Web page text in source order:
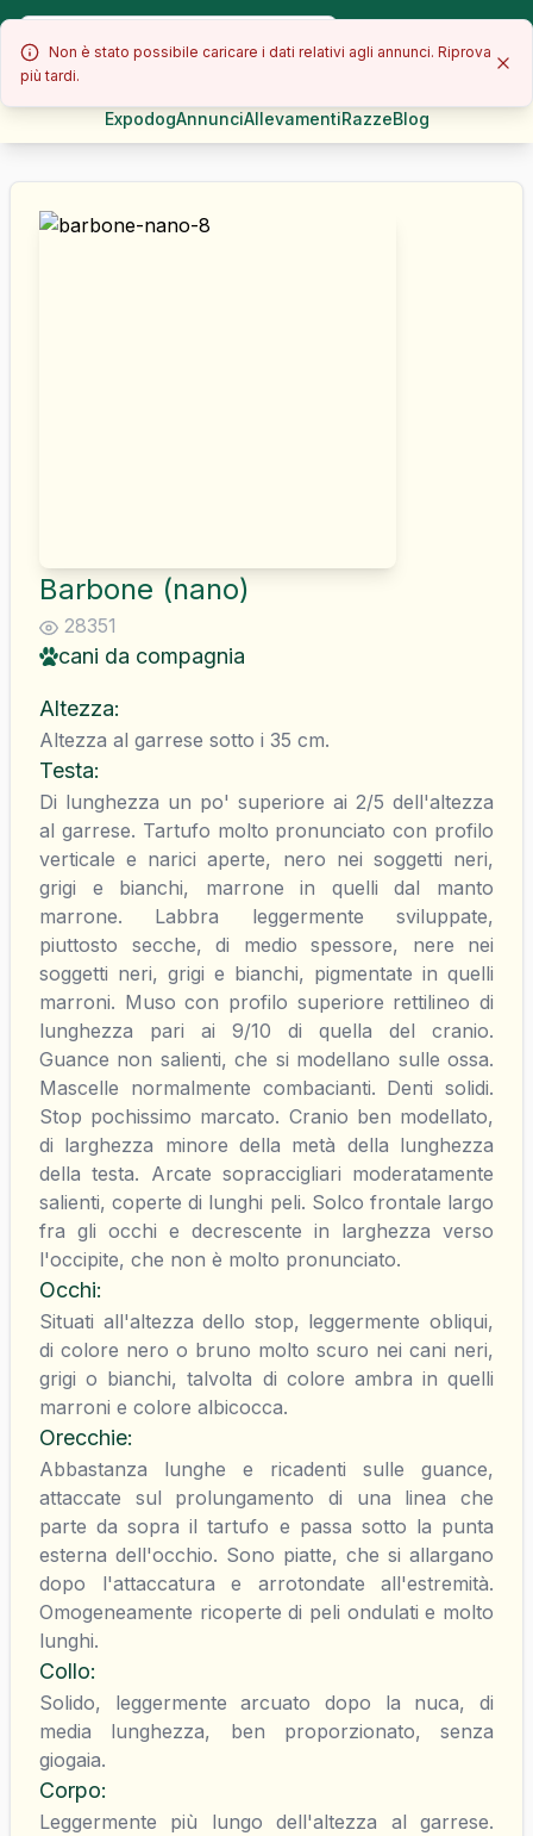
Non è stato possibile caricare i dati relativi agli annunci. Riprova
più tardi.
ExpodogAnnunciAllevamentiRazzeBlog
Barbone (nano)
28351
cani da compagnia
Altezza:
Altezza al garrese sotto i 35 cm.
Testa:
Di lunghezza un po' superiore ai 2/5 dell'altezza
al garrese. Tartufo molto pronunciato con profilo
verticale e narici aperte, nero nei soggetti neri,
grigi e bianchi, marrone in quelli dal manto
marrone. Labbra leggermente sviluppate,
piuttosto secche, di medio spessore, nere nei
soggetti neri, grigi e bianchi, pigmentate in quelli
marroni. Muso con profilo superiore rettilineo di
lunghezza pari ai 9/10 di quella del cranio.
Guance non salienti, che si modellano sulle ossa.
Mascelle normalmente combacianti. Denti solidi.
Stop pochissimo marcato. Cranio ben modellato,
di larghezza minore della metà della lunghezza
della testa. Arcate sopraccigliari moderatamente
salienti, coperte di lunghi peli. Solco frontale largo
fra gli occhi e decrescente in larghezza verso
l'occipite, che non è molto pronunciato.
Occhi:
Situati all'altezza dello stop, leggermente obliqui,
di colore nero o bruno molto scuro nei cani neri,
grigi o bianchi, talvolta di colore ambra in quelli
marroni e colore albicocca.
Orecchie:
Abbastanza lunghe e ricadenti sulle guance,
attaccate sul prolungamento di una linea che
parte da sopra il tartufo e passa sotto la punta
esterna dell'occhio. Sono piatte, che si allargano
dopo l'attaccatura e arrotondate all'estremità.
Omogeneamente ricoperte di peli ondulati e molto
lunghi.
Collo:
Solido, leggermente arcuato dopo la nuca, di
media lunghezza, ben proporzionato, senza
giogaia.
Corpo:
Leggermente più lungo dell'altezza al garrese.